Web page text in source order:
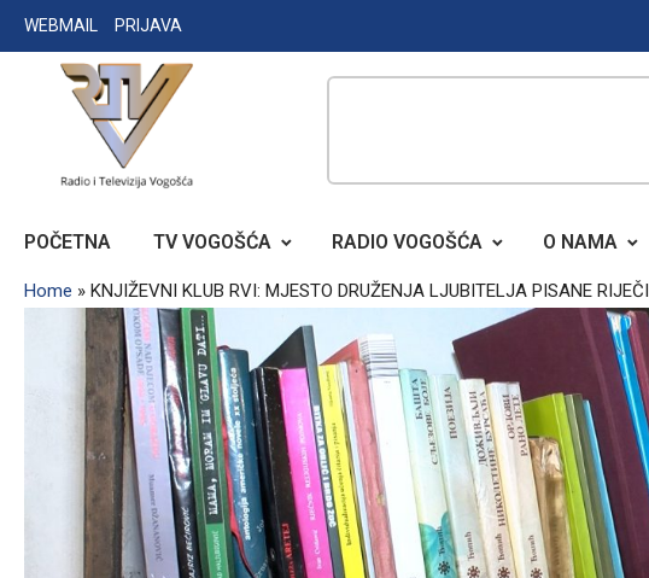
Skip
to
WEBMAIL PRIJAVA
RADIO TELEVIZIJA VOGOŠĆA
POČETNA TV VOGOŠĆA RADIO VOGOŠĆA O NAMA
Home » KNJIŽEVNI KLUB RVI: MJESTO DRUŽENJA LJUBITELJA PISANE RIJEČI